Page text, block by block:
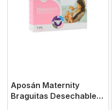
Aposán Maternity
Braguitas Desechables